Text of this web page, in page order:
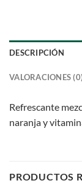
DESCRIPCIÓN
VALORACIONES
Refrescante
naranja y
PRODUCTOS